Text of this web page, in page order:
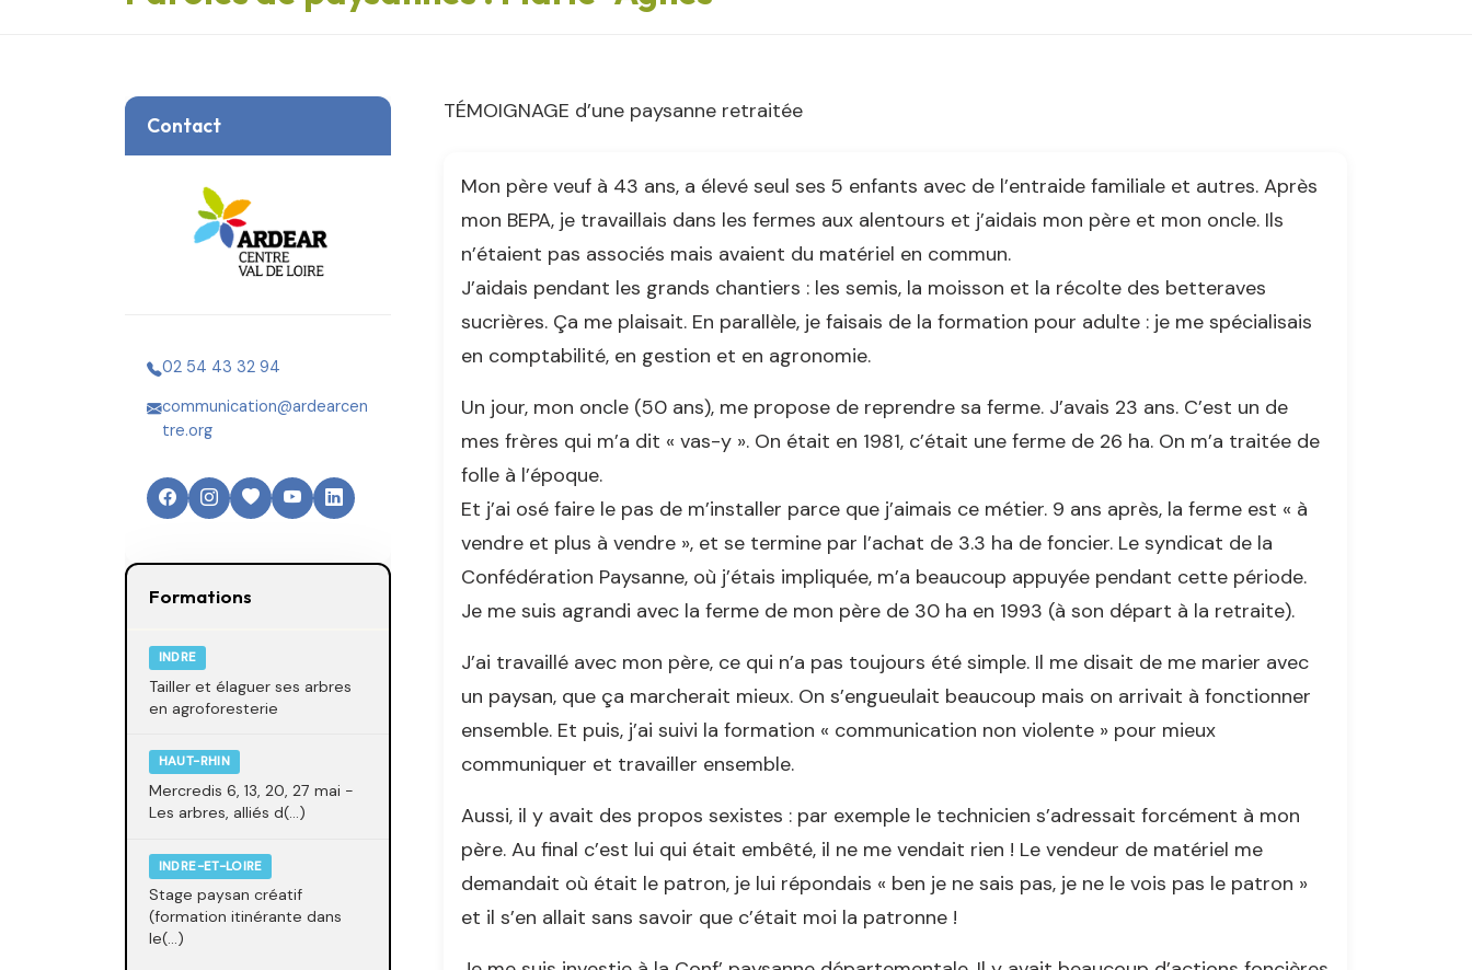
Contact
02 54 43 32 94
communication@ardearcen
tre.org
Formations
INDRE
Tailler et élaguer ses arbres
en agroforesterie
HAUT-RHIN
Mercredis 6, 13, 20, 27 mai -
Les arbres, alliés d(...)
INDRE-ET-LOIRE
Stage paysan créatif
(formation itinérante dans
le(...)
TÉMOIGNAGE d’une paysanne retraitée
Mon père veuf à 43 ans, a élevé seul ses 5 enfants avec de l’entraide familiale et autres. Après
mon BEPA, je travaillais dans les fermes aux alentours et j’aidais mon père et mon oncle. Ils
n’étaient pas associés mais avaient du matériel en commun.
J’aidais pendant les grands chantiers : les semis, la moisson et la récolte des betteraves
sucrières. Ça me plaisait. En parallèle, je faisais de la formation pour adulte : je me spécialisais
en comptabilité, en gestion et en agronomie.
Un jour, mon oncle (50 ans), me propose de reprendre sa ferme. J’avais 23 ans. C’est un de
mes frères qui m’a dit « vas-y ». On était en 1981, c’était une ferme de 26 ha. On m’a traitée de
folle à l’époque.
Et j’ai osé faire le pas de m’installer parce que j’aimais ce métier. 9 ans après, la ferme est « à
vendre et plus à vendre », et se termine par l’achat de 3.3 ha de foncier. Le syndicat de la
Confédération Paysanne, où j’étais impliquée, m’a beaucoup appuyée pendant cette période.
Je me suis agrandi avec la ferme de mon père de 30 ha en 1993 (à son départ à la retraite).
J’ai travaillé avec mon père, ce qui n’a pas toujours été simple. Il me disait de me marier avec
un paysan, que ça marcherait mieux. On s’engueulait beaucoup mais on arrivait à fonctionner
ensemble. Et puis, j’ai suivi la formation « communication non violente » pour mieux
communiquer et travailler ensemble.
Aussi, il y avait des propos sexistes : par exemple le technicien s’adressait forcément à mon
père. Au final c’est lui qui était embêté, il ne me vendait rien ! Le vendeur de matériel me
demandait où était le patron, je lui répondais « ben je ne sais pas, je ne le vois pas le patron »
et il s’en allait sans savoir que c’était moi la patronne !